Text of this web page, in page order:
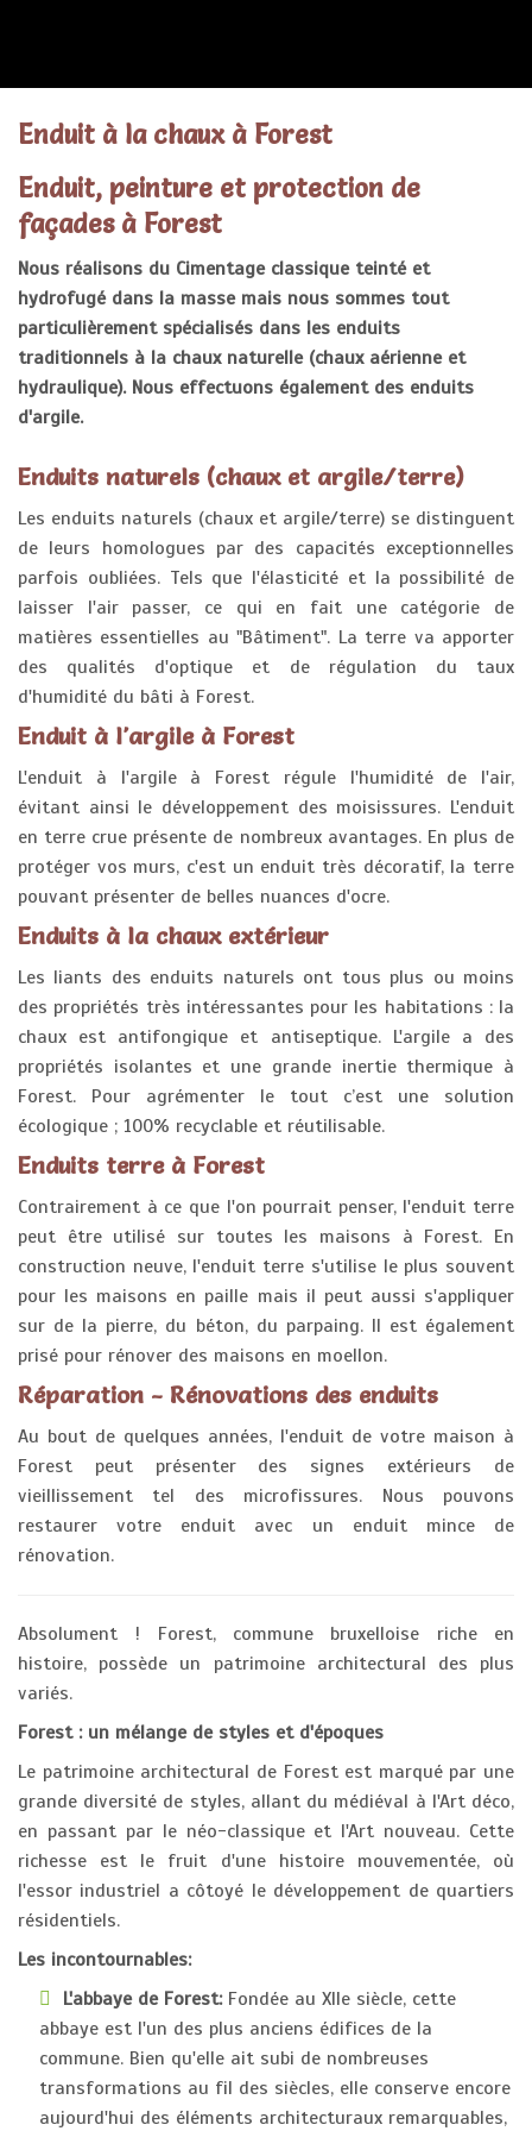
Enduit à la chaux à Forest
Enduit, peinture et protection de
façades à Forest
Nous réalisons du Cimentage classique teinté et
hydrofugé dans la masse mais nous sommes tout
particulièrement spécialisés dans les enduits
traditionnels à la chaux naturelle (chaux aérienne et
hydraulique). Nous effectuons également des enduits
d'argile.
Enduits naturels (chaux et argile/terre)
Les enduits naturels (chaux et argile/terre) se distinguent
de leurs homologues par des capacités exceptionnelles
parfois oubliées. Tels que l'élasticité et la possibilité de
laisser l'air passer, ce qui en fait une catégorie de
matières essentielles au "Bâtiment". La terre va apporter
des qualités d'optique et de régulation du taux
d'humidité du bâti à Forest.
Enduit à l'argile à Forest
L'enduit à l'argile à Forest régule l'humidité de l'air,
évitant ainsi le développement des moisissures. L'enduit
en terre crue présente de nombreux avantages. En plus de
protéger vos murs, c'est un enduit très décoratif, la terre
pouvant présenter de belles nuances d'ocre.
Enduits à la chaux extérieur
Les liants des enduits naturels ont tous plus ou moins
des propriétés très intéressantes pour les habitations : la
chaux est antifongique et antiseptique. L'argile a des
propriétés isolantes et une grande inertie thermique à
Forest. Pour agrémenter le tout c’est une solution
écologique ; 100% recyclable et réutilisable.
Enduits terre à Forest
Contrairement à ce que l'on pourrait penser, l'enduit terre
peut être utilisé sur toutes les maisons à Forest. En
construction neuve, l'enduit terre s'utilise le plus souvent
pour les maisons en paille mais il peut aussi s'appliquer
sur de la pierre, du béton, du parpaing. Il est également
prisé pour rénover des maisons en moellon.
Réparation - Rénovations des enduits
Au bout de quelques années, l'enduit de votre maison à
Forest peut présenter des signes extérieurs de
vieillissement tel des microfissures. Nous pouvons
restaurer votre enduit avec un enduit mince de
rénovation.
Absolument ! Forest, commune bruxelloise riche en
histoire, possède un patrimoine architectural des plus
variés.
Forest : un mélange de styles et d'époques
Le patrimoine architectural de Forest est marqué par une
grande diversité de styles, allant du médiéval à l'Art déco,
en passant par le néo-classique et l'Art nouveau. Cette
richesse est le fruit d'une histoire mouvementée, où
l'essor industriel a côtoyé le développement de quartiers
résidentiels.
Les incontournables:
L'abbaye de Forest:Fondée au XIIe siècle, cette
abbaye est l'un des plus anciens édifices de la
commune. Bien qu'elle ait subi de nombreuses
transformations au fil des siècles, elle conserve encore
aujourd'hui des éléments architecturaux remarquables,